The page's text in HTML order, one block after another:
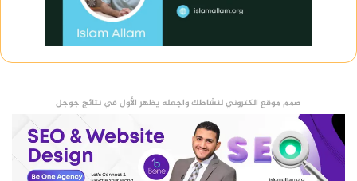
صمم موقع الكتروني لنشاطك واجعله يظهر الأول في نتائج جوجل